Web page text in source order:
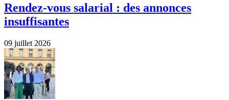
Rendez-vous salarial : des annonces
insuffisantes
09 juillet 2026